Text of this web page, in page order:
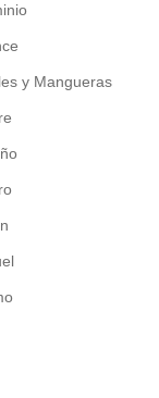
y Mangueras